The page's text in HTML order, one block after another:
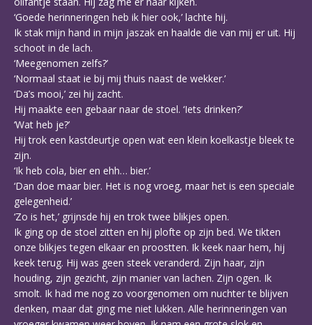
‘Goede herinneringen heb ik hier ook,’ lachte hij.
Ik stak mijn hand in mijn jaszak en haalde die van mij er uit. Hij
schoot in de lach.
‘Meegenomen zelfs?’
‘Normaal staat ie bij mij thuis naast de wekker.’
‘Da’s mooi,’ zei hij zacht.
Hij maakte een gebaar naar de stoel. ‘Iets drinken?’
‘Wat heb je?’
Hij trok een kastdeurtje open wat een klein koelkastje bleek te
zijn.
‘Ik heb cola, bier en ehh… bier.’
‘Dan doe maar bier. Het is nog vroeg, maar het is een speciale
gelegenheid.’
‘Zo is het,’ grijnsde hij en trok twee blikjes open.
Ik ging op de stoel zitten en hij plofte op zijn bed. We tikten
onze blikjes tegen elkaar en proostten. Ik keek naar hem, hij
keek terug. Hij was geen steek veranderd. Zijn haar, zijn
houding, zijn gezicht, zijn manier van lachen. Zijn ogen. Ik
smolt. Ik had me nog zo voorgenomen om nuchter te blijven
denken, maar dat ging me niet lukken. Alle herinneringen van